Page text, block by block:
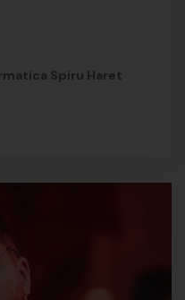
Spiru Haret